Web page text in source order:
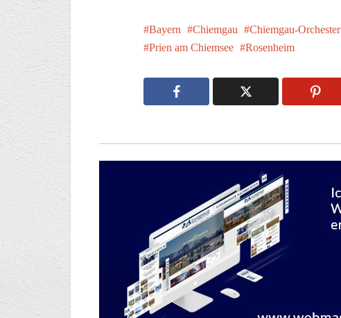
Bayern Chiemgau Chiemgau-Orchester
Prien am Chiemsee
Rosenheim